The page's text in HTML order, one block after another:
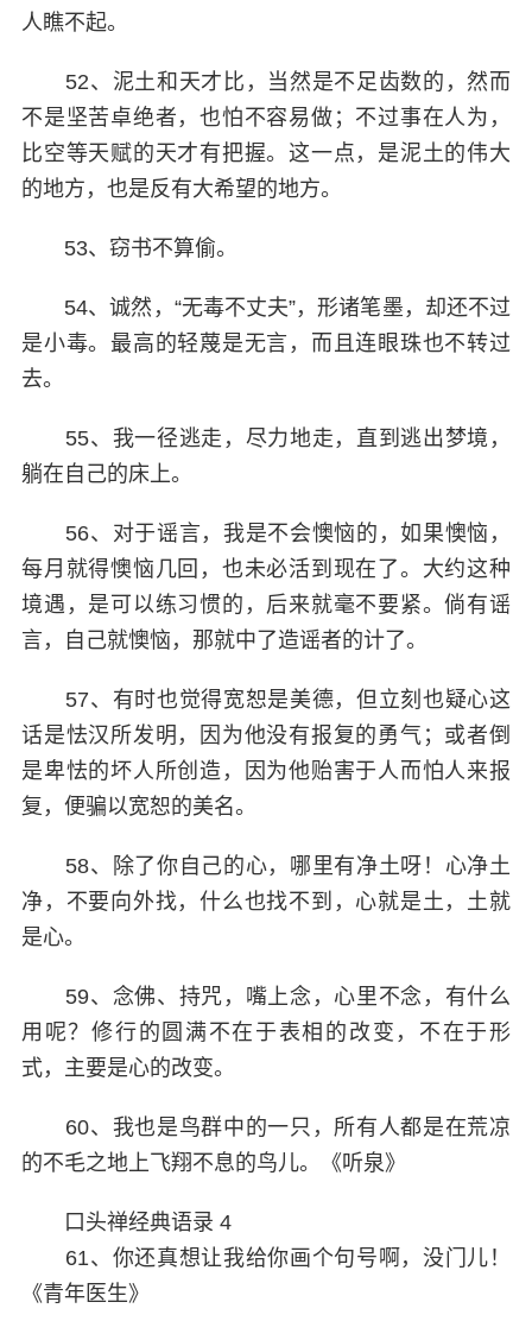
人瞧不起。
52、泥土和天才比，当然是不足齿数的，然而
不是坚苦卓绝者，也怕不容易做；不过事在人为，
比空等天赋的天才有把握。这一点，是泥土的伟大
的地方，也是反有大希望的地方。
53、窃书不算偷。
54、诚然，“无毒不丈夫”，形诸笔墨，却还不过
是小毒。最高的轻蔑是无言，而且连眼珠也不转过
去。
55、我一径逃走，尽力地走，直到逃出梦境，
躺在自己的床上。
56、对于谣言，我是不会懊恼的，如果懊恼，
每月就得懊恼几回，也未必活到现在了。大约这种
境遇，是可以练习惯的，后来就毫不要紧。倘有谣
言，自己就懊恼，那就中了造谣者的计了。
57、有时也觉得宽恕是美德，但立刻也疑心这
话是怯汉所发明，因为他没有报复的勇气；或者倒
是卑怯的坏人所创造，因为他贻害于人而怕人来报
复，便骗以宽恕的美名。
58、除了你自己的心，哪里有净土呀！心净土
净，不要向外找，什么也找不到，心就是土，土就
是心。
59、念佛、持咒，嘴上念，心里不念，有什么
用呢？修行的圆满不在于表相的改变，不在于形
式，主要是心的改变。
60、我也是鸟群中的一只，所有人都是在荒凉
的不毛之地上飞翔不息的鸟儿。《听泉》
口头禅经典语录 4
61、你还真想让我给你画个句号啊，没门儿！
《青年医生》